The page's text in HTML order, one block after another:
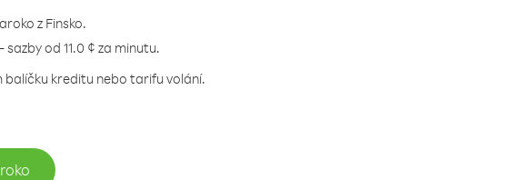
z Finsko.
od 11.0 ¢ za minutu.
balíčku kreditu nebo tarifu volání.